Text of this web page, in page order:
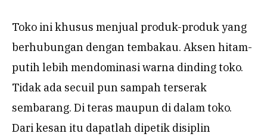
Toko ini khusus menjual produk-produk yang
berhubungan dengan tembakau. Aksen hitam-
putih lebih mendominasi warna dinding toko.
Tidak ada secuil pun sampah terserak
sembarang. Di teras maupun di dalam toko.
Dari kesan itu dapatlah dipetik disiplin